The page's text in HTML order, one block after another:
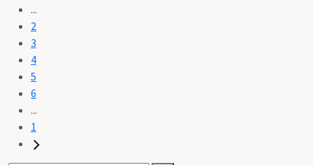
...
2
3
4
5
6
...
1